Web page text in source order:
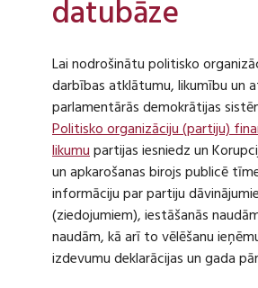
datubāze
Lai nodrošinātu politisko
darbības atklātumu, likumību un
parlamentārās demokrātijas
Politisko organizāciju (partiju)
likumupartijas iesniedz un
un apkarošanas birojs publicē
informāciju par partiju
(ziedojumiem), iestāšanās
naudām, kā arī to vēlēšanu
izdevumu deklarācijas un gada